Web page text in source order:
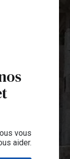
vous
aider.